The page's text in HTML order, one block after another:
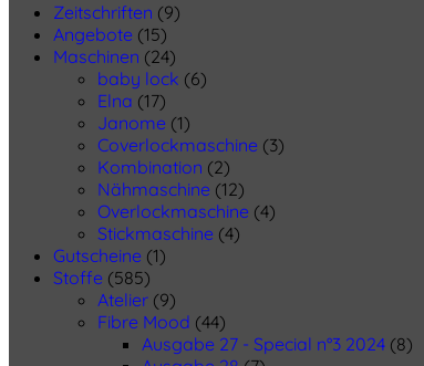
Zeitschriften (9)
Angebote (15)
Maschinen (24)
baby lock (6)
Elna (17)
Janome (1)
Coverlockmaschine (3)
Kombination (2)
Nähmaschine (12)
Overlockmaschine (4)
Stickmaschine (4)
Gutscheine (1)
Stoffe (585)
Atelier (9)
Fibre Mood (44)
Ausgabe 27 - Special n°3 2024 (8)